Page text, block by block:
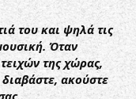
του και ψηλά τις
Όταν
της χώρας,
ακούστε